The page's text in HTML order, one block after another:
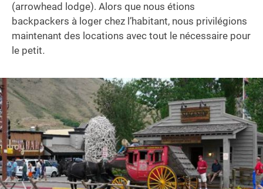
(arrowhead lodge). Alors que nous étions
backpackers à loger chez l’habitant, nous privilégions
maintenant des locations avec tout le nécessaire pour
le petit.